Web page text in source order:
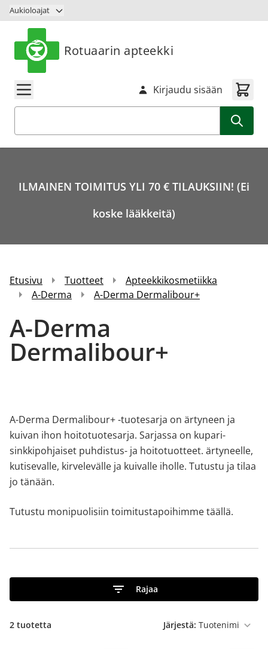
Siirry sisältöön
Aukioloajat
Rotuaarin apteekki
Kirjaudu sisään
ILMAINEN TOIMITUS YLI 70 € TILAUKSIIN! (Ei
koske lääkkeitä)
Etusivu Tuotteet
Apteekkikosmetiikka
A-Derma
A-Derma Dermalibour+
A-Derma
Dermalibour+
A-Derma Dermalibour+ -tuotesarja on ärtyneen ja
kuivan ihon hoitotuotesarja. Sarjassa on kupari-
sinkkipohjaiset puhdistus- ja hoitotuotteet. ärtyneelle,
kutisevalle, kirvelevälle ja kuivalle iholle. Tutustu ja tilaa
jo tänään.
Tutustu monipuolisiin toimitustapoihimmetäällä.
Rajaa
2 tuotetta Järjestä: